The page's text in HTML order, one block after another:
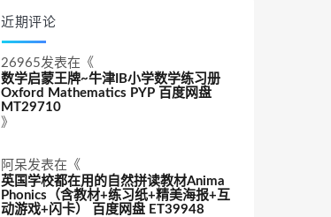
近期评论
26965发表在《
数学启蒙王牌~牛津IB小学数学练习册
Oxford Mathematics PYP 百度网盘
MT29710
》
阿呆发表在《
英国学校都在用的自然拼读教材Anima
Phonics（含教材+练习纸+精美海报+互
动游戏+闪卡） 百度网盘 ET39948